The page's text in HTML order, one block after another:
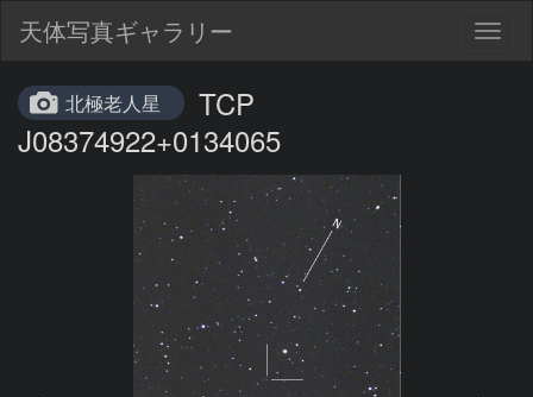
天体写真ギャラリー
北極老人星
TCP
J08374922+0134065